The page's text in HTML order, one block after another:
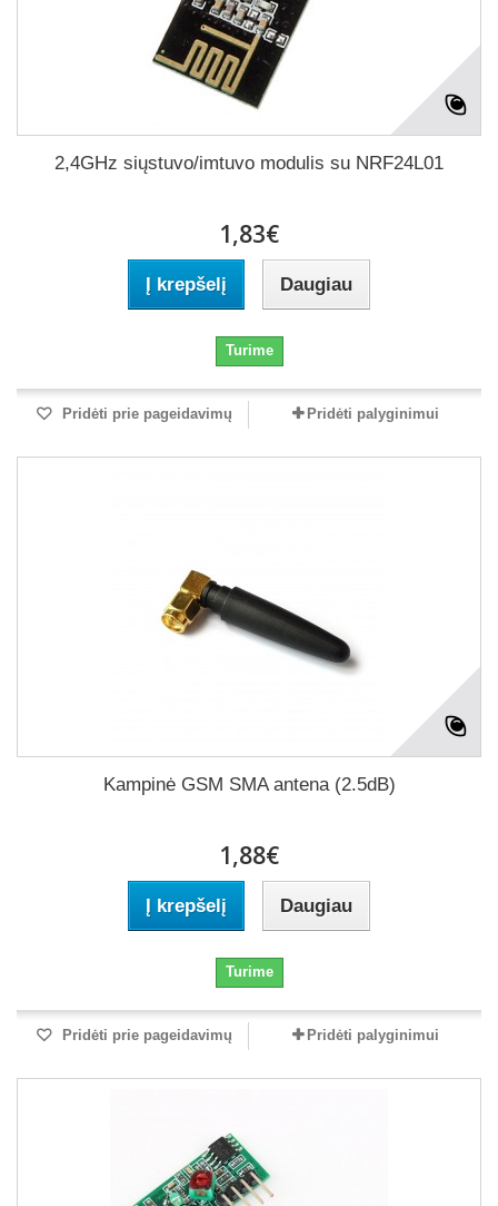
2,4GHz siųstuvo/imtuvo modulis su NRF24L01
1,83€
Į krepšelį Daugiau
Turime
Pridėti prie pageidavimų Pridėti palyginimui
Kampinė GSM SMA antena (2.5dB)
1,88€
Į krepšelį Daugiau
Turime
Pridėti prie pageidavimų Pridėti palyginimui